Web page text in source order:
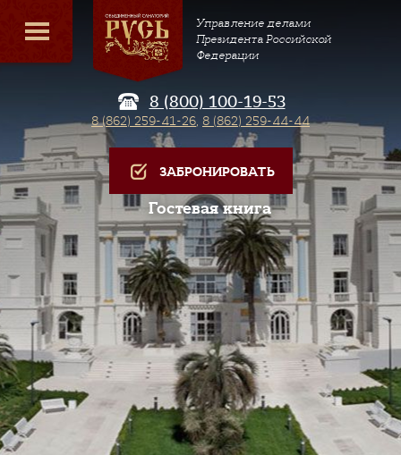
Управление делами
Президента Российской
Федерации
8 (800) 100-19-53
8 (862) 259-41-26, 8 (862) 259-44-44
ЗАБРОНИРОВАТЬ
Гостевая книга